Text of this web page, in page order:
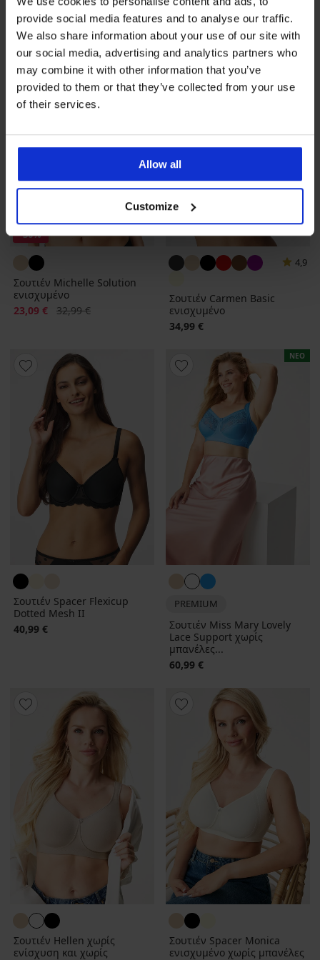
provide social media features and to analyse our traffic.
We also share information about your use of our site with
our social media, advertising and analytics partners who
may combine it with other information that you’ve
provided to them or that they’ve collected from your use
of their services.
Allow all
Customize
32,99 €
-30%
Σουτιέν Michelle Solution
ενισχυμένο
Έκπτωση
23,09 € Αρχική τιμή
32,99 €
4,9
Σουτιέν Carmen Basic
ενισχυμένο
34,99 €
Σουτιέν Spacer Flexicup
Dotted Mesh II
40,99 €
ΝΕΟ
PREMIUM
Σουτιέν Miss Mary Lovely
Lace Support χωρίς
μπανέλες...
60,99 €
Σουτιέν Hellen χωρίς
ενίσχυση και χωρίς
Σουτιέν Spacer Monica
ενισχυμένο χωρίς μπανέλες